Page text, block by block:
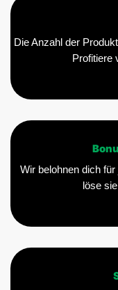
Die Anzahl der
Profitiere
Wir belohnen dich
löse